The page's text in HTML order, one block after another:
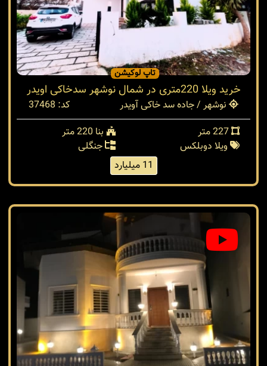
تاپ لوکیشن
خرید ویلا 220متری در شمال نوشهر سدخاکی اویدر
نوشهر / جاده سد خاکی آویدر
کد: 37468
بنا 220 متر
ویلا دوبلکس
جنگلی
11 میلیارد